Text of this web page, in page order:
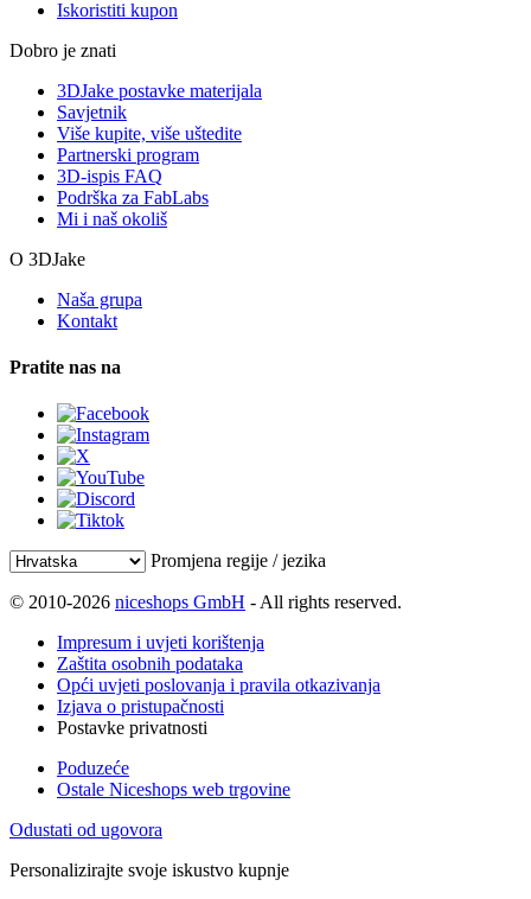
Iskoristiti kupon
Dobro je znati
3DJake postavke materijala
Savjetnik
Više kupite, više uštedite
Partnerski program
3D-ispis FAQ
Podrška za FabLabs
Mi i naš okoliš
O 3DJake
Naša grupa
Kontakt
Pratite nas na
Promjena regije / jezika
© 2010-2026 niceshops GmbH - All rights reserved.
Impresum i uvjeti korištenja
Zaštita osobnih podataka
Opći uvjeti poslovanja i pravila otkazivanja
Izjava o pristupačnosti
Postavke privatnosti
Poduzeće
Ostale Niceshops web trgovine
Odustati od ugovora
Personalizirajte svoje iskustvo kupnje